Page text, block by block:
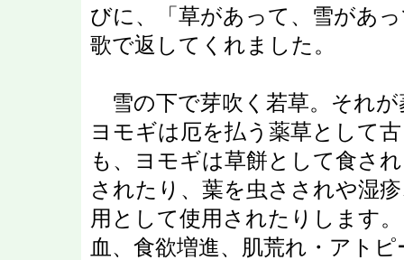
びに、「草があって、雪があ
歌で返してくれました。
雪の下で芽吹く若草。それ
ヨモギは厄を払う薬草として
も、ヨモギは草餅として食さ
されたり、葉を虫さされや湿
用として使用されたりします
血、食欲増進、肌荒れ・アト